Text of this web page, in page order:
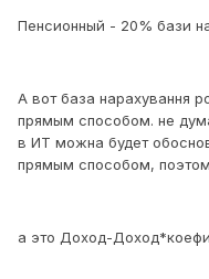
Пенсионный - 20% бази
А вот база нарахування
прямым способом. не
в ИТ можна будет
прямым способом,
а это Доход-